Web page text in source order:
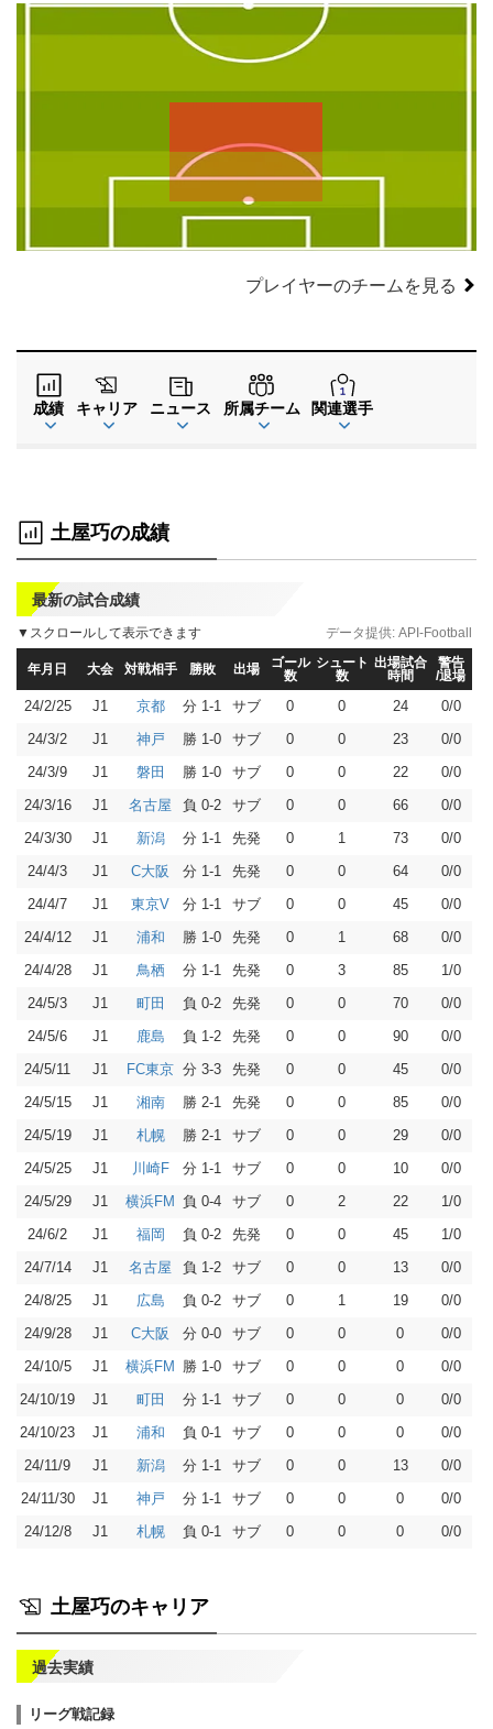
左
WG
CF
右
WG
CMF
CB
SB
GK
プレイヤーのチームを見る
成績 キャリア ニュース 所属チーム 関連選手
土屋巧の成績
最新の試合成績
▼スクロールして表示できます
年月日 大会 対戦相手 勝敗 出場
ゴール
数
シュート
数
出場試合
時間
警告
/退場
24/2/25 J1 京都 分 1-1 サブ 0 0 24
0/0
24/3/2
J1 神戸 勝 1-0 サブ 0 0 23
0/0
24/3/9
J1 磐田 勝 1-0 サブ 0 0 22
0/0
24/3/16
J1 名古屋 負 0-2 サブ 0 0 66
0/0
24/3/30
J1 新潟 分 1-1 先発 0 1 73
0/0
24/4/3
J1 C大阪 分 1-1 先発 0 0 64
0/0
24/4/7
J1 東京V 分 1-1 サブ 0 0 45
0/0
24/4/12
J1 浦和 勝 1-0 先発 0 1 68
0/0
24/4/28
J1 鳥栖 分 1-1 先発 0 3 85
1/0
24/5/3
J1 町田 負 0-2 先発 0 0 70
0/0
24/5/6
J1 鹿島 負 1-2 先発 0 0 90
0/0
24/5/11
J1 FC東京 分 3-3 先発 0 0 45
0/0
24/5/15
J1 湘南 勝 2-1 先発 0 0 85
0/0
24/5/19
J1 札幌 勝 2-1 サブ 0 0 29
0/0
24/5/25
J1 川崎F 分 1-1 サブ 0 0 10
0/0
24/5/29
J1 横浜FM 負 0-4 サブ 0 2 22
1/0
24/6/2
J1 福岡 負 0-2 先発 0 0 45
1/0
24/7/14
J1 名古屋 負 1-2 サブ 0 0 13
0/0
24/8/25
J1 広島 負 0-2 サブ 0 1 19
0/0
24/9/28
J1 C大阪 分 0-0 サブ 0 0 0
0/0
24/10/5
J1 横浜FM 勝 1-0 サブ 0 0 0
0/0
24/10/19
J1 町田 分 1-1 サブ 0 0 0
0/0
24/10/23
J1 浦和 負 0-1 サブ 0 0 0
0/0
24/11/9
J1 新潟 分 1-1 サブ 0 0 13
0/0
24/11/30
J1 神戸 分 1-1 サブ 0 0 0
0/0
24/12/8
J1 札幌 負 0-1 サブ 0 0 0 0/0
データ提供: API-Football
土屋巧のキャリア
過去実績
リーグ戦記録